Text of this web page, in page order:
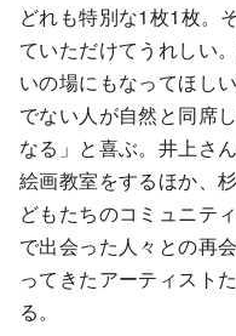
どれも特別な1枚1枚。
ていただけてうれしい
いの場にもなってほし
でない人が自然と同席
なる」と喜ぶ。井上さ
絵画教室をするほか、
どもたちのコミュニテ
で出会った人々との再
ってきたアーティスト
る。